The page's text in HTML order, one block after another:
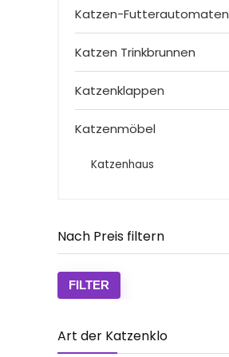
Katzen-Futterautomaten
Katzen Trinkbrunnen
Katzenklappen
Katzenmöbel
Katzenhaus
Nach Preis filtern
FILTER
Art der Katzenklo